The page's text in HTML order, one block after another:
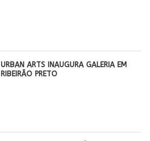
​URBAN ARTS INAUGURA GALERIA EM
RIBEIRÃO PRETO